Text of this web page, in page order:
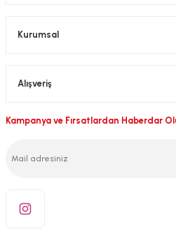
Kurumsal
Alışveriş
Kampanya ve Fırsatlardan Haberdar